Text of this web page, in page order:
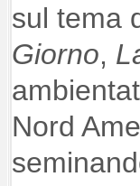
sul tema
Giorno,
Nord